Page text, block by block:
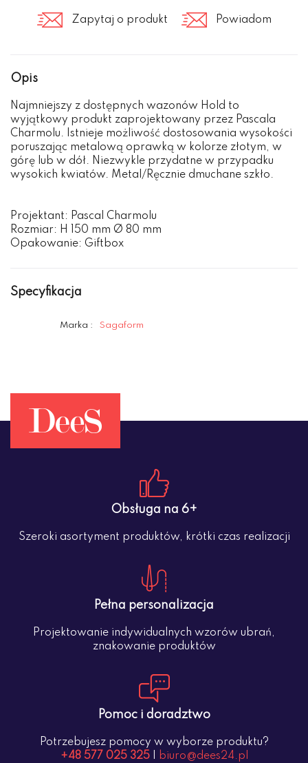
Zapytaj o produkt Powiadom
Opis
Najmniejszy z dostępnych wazonów Hold to
wyjątkowy produkt zaprojektowany przez Pascala
Charmolu. Istnieje możliwość dostosowania wysokości
poruszając metalową oprawką w kolorze złotym, w
górę lub w dół. Niezwykle przydatne w przypadku
wysokich kwiatów. Metal/Ręcznie dmuchane szkło.
Projektant: Pascal Charmolu
Rozmiar: H 150 mm Ø 80 mm
Opakowanie: Giftbox
Specyfikacja
Marka : Sagaform
Obsługa na 6+
Szeroki asortyment produktów, krótki czas realizacji
Pełna personalizacja
Projektowanie indywidualnych wzorów ubrań,
znakowanie produktów
Pomoc i doradztwo
Potrzebujesz pomocy w wyborze produktu?
+48 577 025 325| biuro@dees24.pl